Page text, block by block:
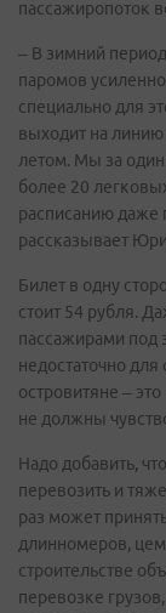
пассажиропоток
– В зимний
паромов
специально для
выходит на линию
летом. Мы за
более 20
расписанию даже
рассказывает
Билет в одну
стоит 54 рубля.
пассажирами под
недостаточно
островитяне –
не должны
Надо добавить,
перевозить и
раз может
длинномеров,
строительстве
перевозке